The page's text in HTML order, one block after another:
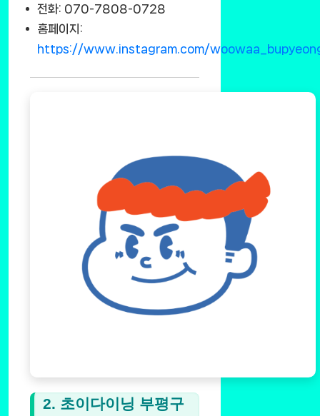
전화: 070-7808-0728
홈페이지:
https://www.instagram.com/
2. 초이다이닝 부평구